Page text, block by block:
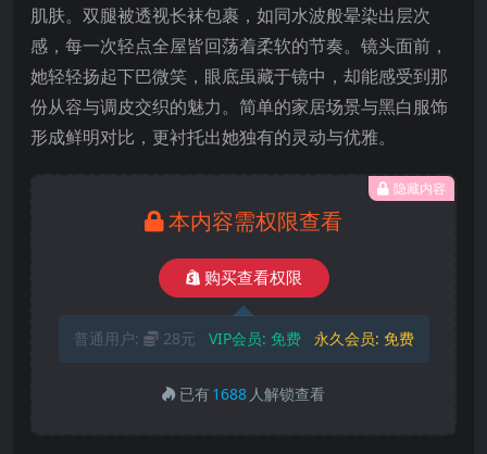
肌肤。双腿被透视长袜包裹，如同水波般晕染出层次
感，每一次轻点全屋皆回荡着柔软的节奏。镜头面前，
她轻轻扬起下巴微笑，眼底虽藏于镜中，却能感受到那
份从容与调皮交织的魅力。简单的家居场景与黑白服饰
形成鲜明对比，更衬托出她独有的灵动与优雅。
隐藏内容
本内容需权限查看
购买查看权限
普通用户: 28元 VIP会员: 免费 永久会员: 免费
已有1688 人解锁查看